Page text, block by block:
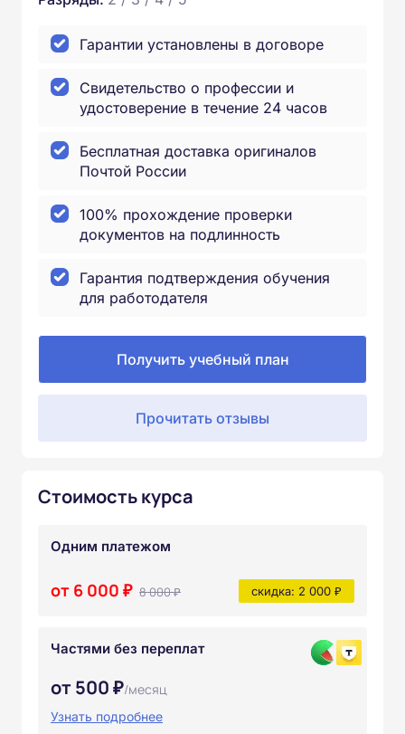
Гарантии установлены в договоре
Свидетельство о профессии и
удостоверение в течение 24 часов
Бесплатная доставка оригиналов
Почтой России
100% прохождение проверки
документов на подлинность
Гарантия подтверждения обучения
для работодателя
Получить учебный план
Прочитать отзывы
Стоимость курса
Одним платежом
от 6 000 ₽ 8 000 ₽ скидка: 2 000 ₽
Частями без переплат
от 500 ₽/месяц
Узнать подробнее